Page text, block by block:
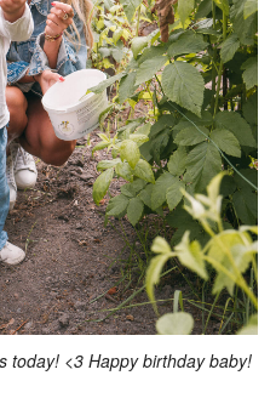
today! <3 Happy birthday baby!